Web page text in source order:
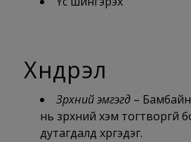
Хүндрэл
Зүрхний эмгэгүүд– Бамбайн
нь зүрхний хэм тогтворгүй
дутагдалд хүргэдэг.